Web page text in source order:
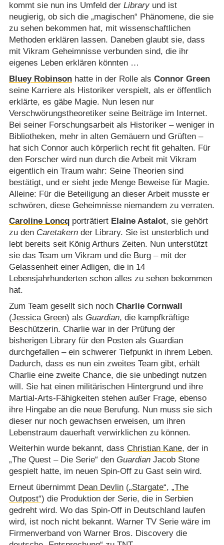
kommt sie nun ins Umfeld der Libraryund ist
neugierig, ob sich die „magischen“ Phänomene, die sie
zu sehen bekommen hat, mit wissenschaftlichen
Methoden erklären lassen. Daneben glaubt sie, dass
mit Vikram Geheimnisse verbunden sind, die ihr
eigenes Leben erklären könnten …
Bluey Robinsonhatte in der Rolle als Connor Green
seine Karriere als Historiker verspielt, als er öffentlich
erklärte, es gäbe Magie. Nun lesen nur
Verschwörungstheoretiker seine Beiträge im Internet.
Bei seiner Forschungsarbeit als Historiker – weniger in
Bibliotheken, mehr in alten Gemäuern und Grüften –
hat sich Connor auch körperlich recht fit gehalten. Für
den Forscher wird nun durch die Arbeit mit Vikram
eigentlich ein Traum wahr: Seine Theorien sind
bestätigt, und er sieht jede Menge Beweise für Magie.
Alleine: Für die Beteiligung an dieser Arbeit musste er
schwören, diese Geheimnisse niemandem zu verraten.
Caroline Loncqporträtiert Elaine Astalot, sie gehört
zu den Caretakernder Library. Sie ist unsterblich und
lebt bereits seit König Arthurs Zeiten. Nun unterstützt
sie das Team um Vikram und die Burg – mit der
Gelassenheit einer Adligen, die in 14
Lebensjahrhunderten schon alles zu sehen bekommen
hat.
Zum Team gesellt sich noch Charlie Cornwall
(Jessica Green) als Guardian, die kampfkräftige
Beschützerin. Charlie war in der Prüfung der
bisherigen Library für den Posten als Guardian
durchgefallen – ein schwerer Tiefpunkt in ihrem Leben.
Dadurch, dass es nun ein zweites Team gibt, erhält
Charlie eine zweite Chance, die sie unbedingt nutzen
will. Sie hat einen militärischen Hintergrund und ihre
Martial-Arts-Fähigkeiten stehen außer Frage, ebenso
ihre Hingabe an die neue Berufung. Nun muss sie sich
dieser nur noch gewachsen erweisen, um ihren
Lebenstraum dauerhaft verwirklichen zu können.
Weiterhin wurde bekannt, dass Christian Kane, der in
„The Quest – Die Serie“ den GuardianJacob Stone
gespielt hatte, im neuen Spin-Off zu Gast sein wird.
Erneut übernimmt Dean Devlin(„Stargate“, „The
Outpost“) die Produktion der Serie, die in Serbien
gedreht wird. Wo das Spin-Off in Deutschland laufen
wird, ist noch nicht bekannt. Warner TV Serie wäre im
Firmenverband von Warner Bros. Discovery die